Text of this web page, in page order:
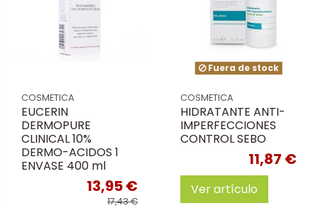
COSMETICA
EUCERIN
DERMOPURE
CLINICAL 10%
DERMO-ACIDOS 1
ENVASE 400 ml
13,95 €
17,43 €
Fuera de stock
COSMETICA
HIDRATANTE ANTI-
IMPERFECCIONES
CONTROL SEBO
11,87 €
Ver artículo